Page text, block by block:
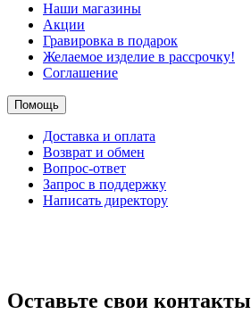
Наши магазины
Акции
Гравировка в подарок
Желаемое изделие в рассрочку!
Соглашение
Помощь
Доставка и оплата
Возврат и обмен
Вопрос-ответ
Запрос в поддержку
Написать директору
Оставьте свои контакты